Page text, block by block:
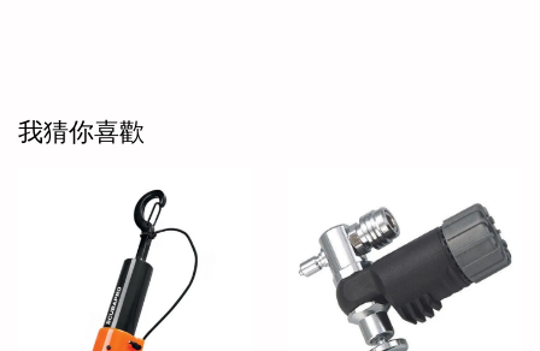
我猜你喜歡